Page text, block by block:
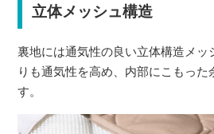
立体メッシュ構造
裏地には通気性の良い立体構造メッ
りも通気性を高め、内部にこもった
す。